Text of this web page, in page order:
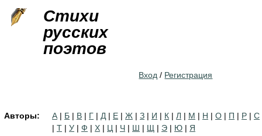
Стихи
русских
поэтов
Вход / Регистрация
Авторы: А | Б | В | Г | Д | Е | Ж | З | И | К | Л | М | Н | О | П | Р | С
| Т | У | Ф | Х | Ц | Ч | Ш | Щ | Э | Ю | Я